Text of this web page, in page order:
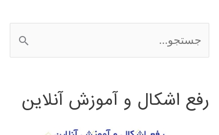
س
ج
رفع اشکال و آموزش آنلاین